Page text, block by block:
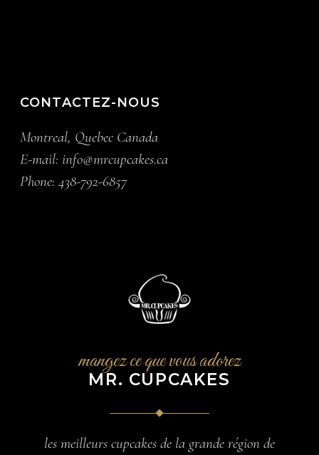
CONTACTEZ-NOUS
Montreal, Quebec Canada
E-mail:info@mrcupcakes.ca
Phone:438-792-6857
mangez ce que vous adorez
MR. CUPCAKES
les meilleurs cupcakes de la grande région de